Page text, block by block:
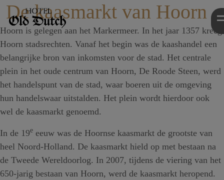
De kaasmarkt van Hoorn
Hoorn is gelegen aan het Markermeer. In het jaar 1357 kreeg
Hoorn stadsrechten. Vanaf het begin was de kaashandel een
belangrijke bron van inkomsten voor de stad. Het centrale
plein in het oude centrum van Hoorn, De Roode Steen, werd
het handelspunt van de stad, waar boeren uit de omgeving
hun handelswaar uitstalden. Het plein wordt hierdoor ook
wel de kaasmarkt genoemd.
In de 19e eeuw was de Hoornse kaasmarkt de grootste van
heel Noord-Holland. De kaasmarkt hield op met bestaan na
de Tweede Wereldoorlog. In 2007, tijdens de viering van het
650-jarig bestaan van Hoorn, werd de kaasmarkt heropend.